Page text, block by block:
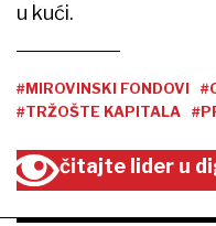
u kući.
#MIROVINSKI FONDOVI
#TRŽOŠTE KAPITALA
čitajte lider u